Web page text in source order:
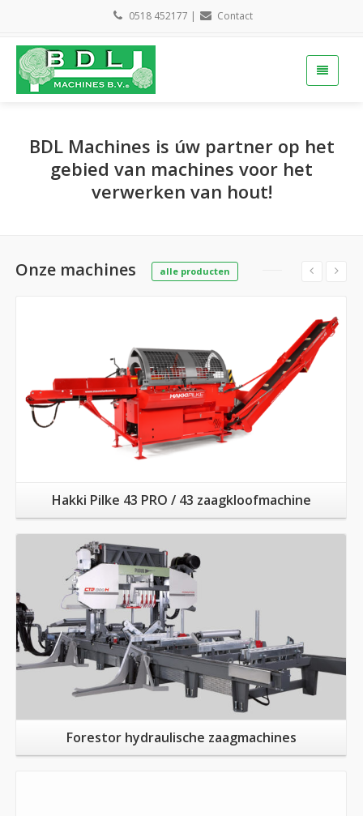
0518 452177 | Contact
BDL Machines is úw partner op het
gebied van machines voor het
verwerken van hout!
Onze machines alle producten
Hakki Pilke 43 PRO / 43 zaagkloofmachine
Meer informatie
Forestor hydraulische zaagmachines